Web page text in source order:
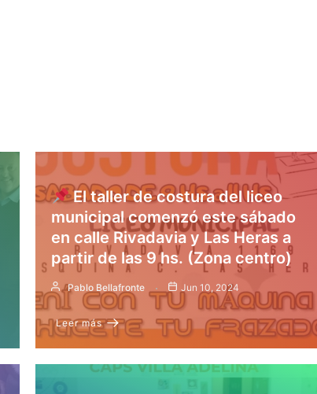
El taller de costura del liceo
municipal comenzó este sábado
en calle Rivadavia y Las Heras a
partir de las 9 hs. (Zona centro)
Pablo Bellafronte Jun 10, 2024
Leer más